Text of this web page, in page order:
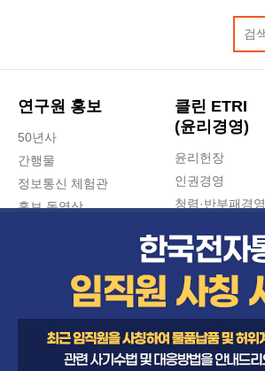
연구원 홍보
50년사
간행물
정보통신 체험관
홍보 동영상
클린 ETRI
(윤리경영)
윤리헌장
인권경영
청렴·반부패경영
청렴포털 신고
수의계약 현황
부패징계 현황